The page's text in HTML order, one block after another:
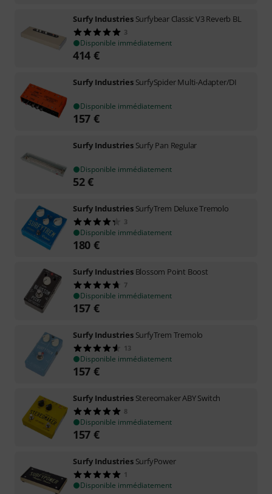
Surfy Industries Surfybear Classic V3 Reverb BL
3
Disponible immédiatement
414 €
Surfy Industries SurfySpider Multi-Adapter/DI
Disponible immédiatement
157 €
Surfy Industries Surfy Pan Regular
Disponible immédiatement
52€
Surfy Industries SurfyTrem Deluxe Tremolo
3
Disponible immédiatement
180 €
Surfy Industries Blossom Point Boost
7
Disponible immédiatement
157 €
Surfy Industries SurfyTrem Tremolo
13
Disponible immédiatement
157 €
Surfy Industries Stereomaker ABY Switch
8
Disponible immédiatement
157 €
Surfy Industries SurfyPower
1
Disponible immédiatement